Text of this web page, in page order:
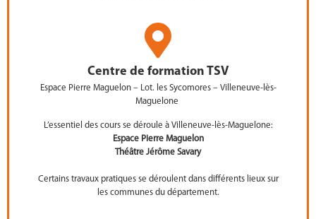
Centre de formation TSV
Espace Pierre Maguelon – Lot. les Sycomores – Villeneuve-lès-
Maguelone
L’essentiel des cours se déroule à Villeneuve-lès-Maguelone:
Espace Pierre Maguelon
Théâtre Jérôme Savary
Certains travaux pratiques se déroulent dans différents lieux sur
les communes du département.